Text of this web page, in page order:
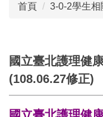
首頁 3-0-2學生相
國立臺北護理健
(108.06.27修正)